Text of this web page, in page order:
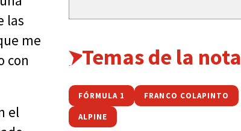
las
me
con
el
Temas de la nota
FÓRMULA 1 FRANCO COLAPINTO
ALPINE